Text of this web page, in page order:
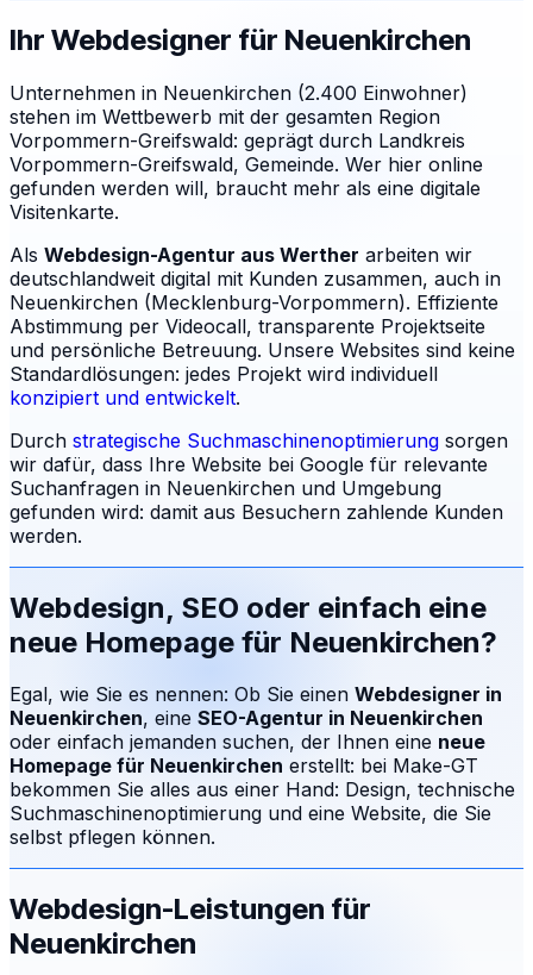
Ihr Webdesigner für Neuenkirchen
Unternehmen in Neuenkirchen (2.400 Einwohner)
stehen im Wettbewerb mit der gesamten Region
Vorpommern-Greifswald: geprägt durch Landkreis
Vorpommern-Greifswald, Gemeinde. Wer hier online
gefunden werden will, braucht mehr als eine digitale
Visitenkarte.
Als Webdesign-Agentur aus Werther arbeiten wir
deutschlandweit digital mit Kunden zusammen, auch in
Neuenkirchen (Mecklenburg-Vorpommern). Effiziente
Abstimmung per Videocall, transparente Projektseite
und persönliche Betreuung. Unsere Websites sind keine
Standardlösungen: jedes Projekt wird individuell
konzipiert und entwickelt.
Durch strategische Suchmaschinenoptimierung sorgen
wir dafür, dass Ihre Website bei Google für relevante
Suchanfragen in Neuenkirchen und Umgebung
gefunden wird: damit aus Besuchern zahlende Kunden
werden.
Webdesign, SEO oder einfach eine
neue Homepage für Neuenkirchen?
Egal, wie Sie es nennen: Ob Sie einen Webdesigner in
Neuenkirchen, eine SEO-Agentur in Neuenkirchen
oder einfach jemanden suchen, der Ihnen eine neue
Homepage für Neuenkirchen erstellt: bei Make-GT
bekommen Sie alles aus einer Hand: Design, technische
Suchmaschinenoptimierung und eine Website, die Sie
selbst pflegen können.
Webdesign-Leistungen für
Neuenkirchen